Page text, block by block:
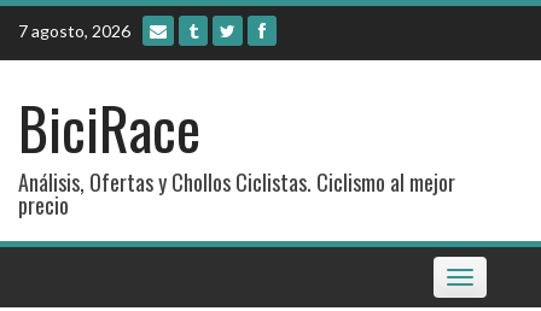
Skip
content
7 agosto, 2026
BiciRace
Análisis, Ofertas y Chollos Ciclistas. Ciclismo al mejor
precio
Toggle
navigation